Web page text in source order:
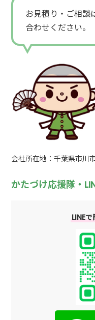
お見積り・ご相談
合わせください。
会社所在地：千葉県市川
かたづけ応援隊・
LINE